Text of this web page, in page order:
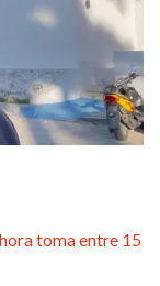
toma entre 15